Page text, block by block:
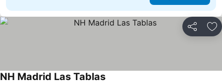
Compartir
NH Madrid Las Tablas